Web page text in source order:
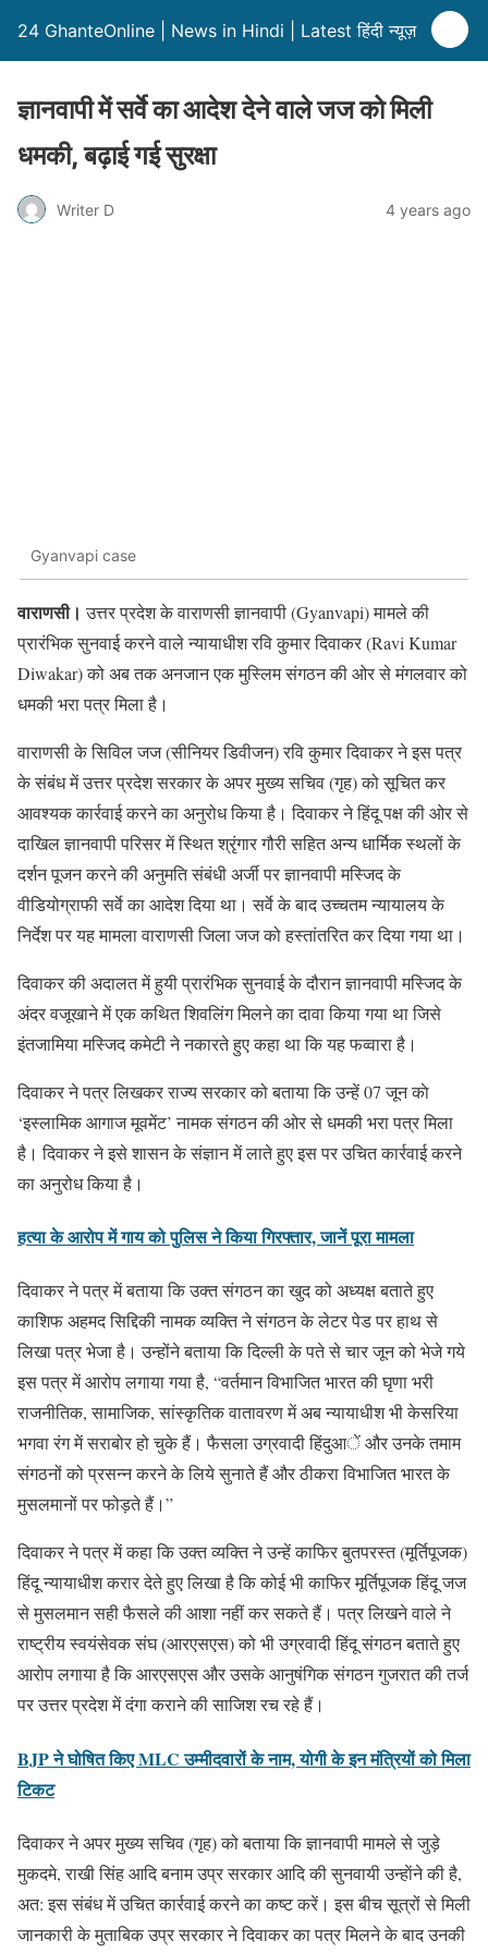
24 GhanteOnline | News in Hindi | Latest हिंदी न्यूज़
ज्ञानवापी में सर्वे का आदेश देने वाले जज को मिली
धमकी, बढ़ाई गई सुरक्षा
Writer D 4 years ago
Gyanvapi case
वाराणसी। उत्तर प्रदेश के वाराणसी ज्ञानवापी (Gyanvapi) मामले की
प्रारंभिक सुनवाई करने वाले न्यायाधीश रवि कुमार दिवाकर (Ravi Kumar
Diwakar) को अब तक अनजान एक मुस्लिम संगठन की ओर से मंगलवार को
धमकी भरा पत्र मिला है।
वाराणसी के सिविल जज (सीनियर डिवीजन) रवि कुमार दिवाकर ने इस पत्र
के संबंध में उत्तर प्रदेश सरकार के अपर मुख्य सचिव (गृह) को सूचित कर
आवश्यक कार्रवाई करने का अनुरोध किया है। दिवाकर ने हिंदू पक्ष की ओर से
दाखिल ज्ञानवापी परिसर में स्थित श्रृंगार गौरी सहित अन्य धार्मिक स्थलों के
दर्शन पूजन करने की अनुमति संबंधी अर्जी पर ज्ञानवापी मस्जिद के
वीडियोग्राफी सर्वे का आदेश दिया था। सर्वे के बाद उच्चतम न्यायालय के
निर्देश पर यह मामला वाराणसी जिला जज को हस्तांतरित कर दिया गया था।
दिवाकर की अदालत में हुयी प्रारंभिक सुनवाई के दौरान ज्ञानवापी मस्जिद के
अंदर वजूखाने में एक कथित शिवलिंग मिलने का दावा किया गया था जिसे
इंतजामिया मस्जिद कमेटी ने नकारते हुए कहा था कि यह फव्वारा है।
दिवाकर ने पत्र लिखकर राज्य सरकार को बताया कि उन्हें 07 जून काे
‘इस्लामिक आगाज मूवमेंट’ नामक संगठन की ओर से धमकी भरा पत्र मिला
है। दिवाकर ने इसे शासन के संज्ञान में लाते हुए इस पर उचित कार्रवाई करने
का अनुरोध किया है।
हत्या के आरोप में गाय को पुलिस ने किया गिरफ्तार, जानें पूरा मामला
दिवाकर ने पत्र में बताया कि उक्त संगठन का खुद को अध्यक्ष बताते हुए
काशिफ अहमद सिद्दिकी नामक व्यक्ति ने संगठन के लेटर पेड पर हाथ से
लिखा पत्र भेजा है। उन्होंने बताया कि दिल्ली के पते से चार जून को भेजे गये
इस पत्र में आरोप लगाया गया है, “वर्तमान विभाजित भारत की घृणा भरी
राजनीतिक, सामाजिक, सांस्कृतिक वातावरण में अब न्यायाधीश भी केसरिया
भगवा रंग में सराबोर हो चुके हैं। फैसला उग्रवादी हिंदुआें और उनके तमाम
संगठनों को प्रसन्न करने के लिये सुनाते हैं और ठीकरा विभाजित भारत के
मुसलमानों पर फोड़ते हैं।”
दिवाकर ने पत्र में कहा कि उक्त व्यक्ति ने उन्हें काफिर बुतपरस्त (मूर्तिपूजक)
हिंदू न्यायाधीश करार देते हुए लिखा है कि कोई भी काफिर मूर्तिपूजक हिंदू जज
से मुसलमान सही फैसले की आशा नहीं कर सकते हैं। पत्र लिखने वाले ने
राष्ट्रीय स्वयंसेवक संघ (आरएसएस) को भी उग्रवादी हिंदू संगठन बताते हुए
आरोप लगाया है कि आरएसएस और उसके आनुषंगिक संगठन गुजरात की तर्ज
पर उत्तर प्रदेश में दंगा कराने की साजिश रच रहे हैं।
BJP ने घोषित किए MLC उम्मीदवारों के नाम, योगी के इन मंत्रियों को मिला
टिकट
दिवाकर ने अपर मुख्य सचिव (गृह) को बताया कि ज्ञानवापी मामले से जुड़े
मुकदमे, राखी सिंह आदि बनाम उप्र सरकार आदि की सुनवायी उन्हाेंने की है,
अत: इस संबंध में उचित कार्रवाई करने का कष्ट करें। इस बीच सूत्रों से मिली
जानकारी के मुताबिक उप्र सरकार ने दिवाकर का पत्र मिलने के बाद उनकी